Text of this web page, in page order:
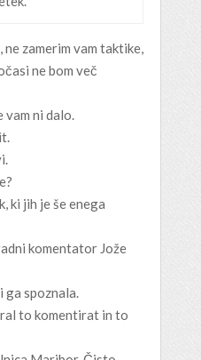
ne zamerim vam taktike,
ne bom več
vam ni dalo.
ki jih je še enega
komentator Jože
ga spoznala.
to komentirat in to